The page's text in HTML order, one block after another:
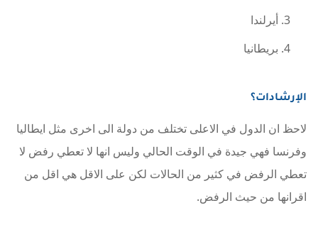
أيرلندا
بريطانيا
الإرشادات؟
لاحظ ان الدول في الاعلى تختلف من دولة الى اخرى مثل ايطاليا
وفرنسا فهي جيدة في الوقت الحالي وليس انها لا تعطي رفض لا
تعطي الرفض في كثير من الحالات لكن على الاقل هي اقل من
اقرانها من حيث الرفض.